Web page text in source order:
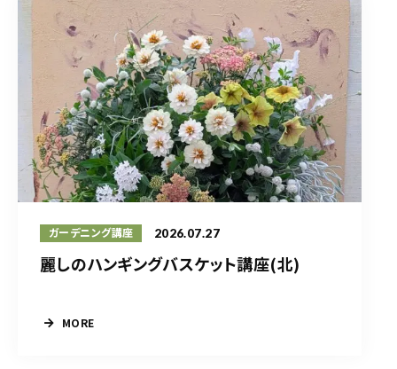
ガーデニング講座 2026.07.27
麗しのハンギングバスケット講座(北)
MORE